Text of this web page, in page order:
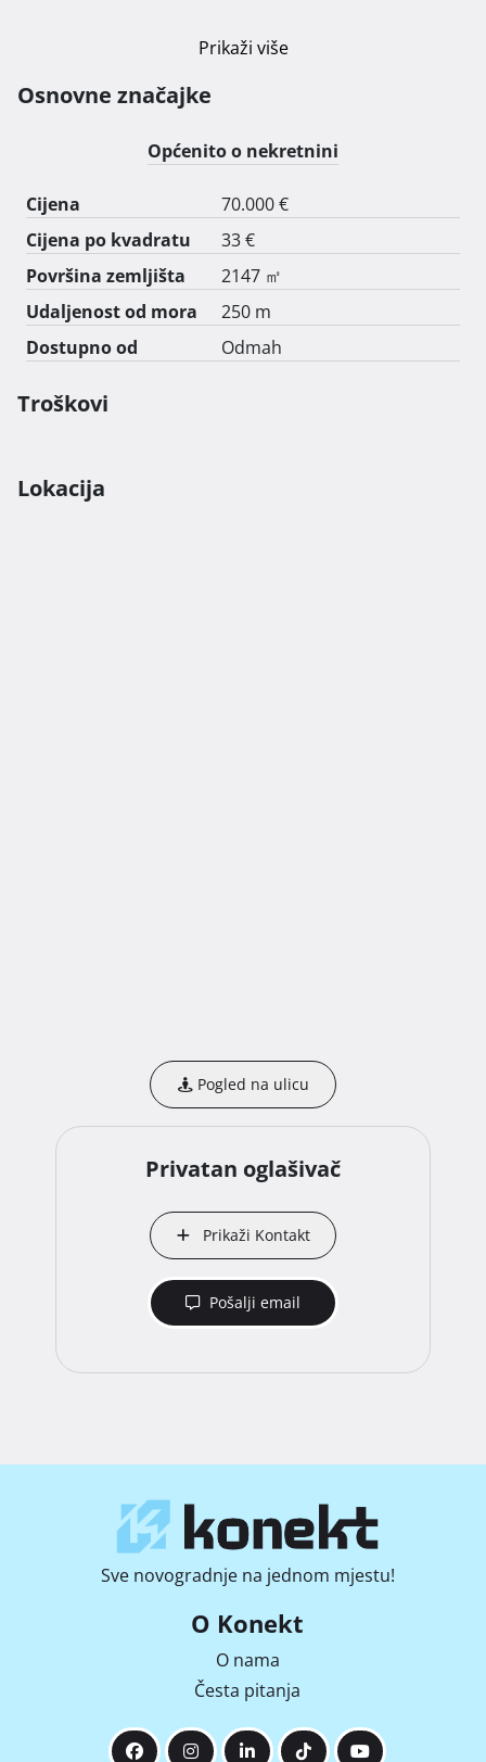
Prikaži više
Osnovne značajke
Općenito o nekretnini
Cijena
70.000 €
Cijena po kvadratu
33 €
Površina zemljišta
2147 ㎡
Udaljenost od mora
250 m
Dostupno od
Odmah
Troškovi
Lokacija
Pogled na ulicu
Privatan oglašivač
Prikaži Kontakt
Pošalji email
Sve novogradnje na jednom mjestu!
O Konekt
O nama
Česta pitanja